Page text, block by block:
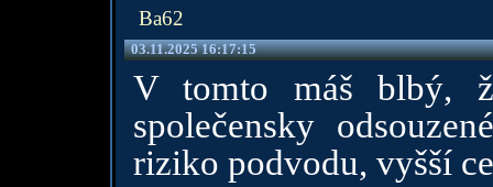
Ba62
03.11.2025 16:17:15
V tomto máš blbý,
společensky
riziko podvodu, vyšší